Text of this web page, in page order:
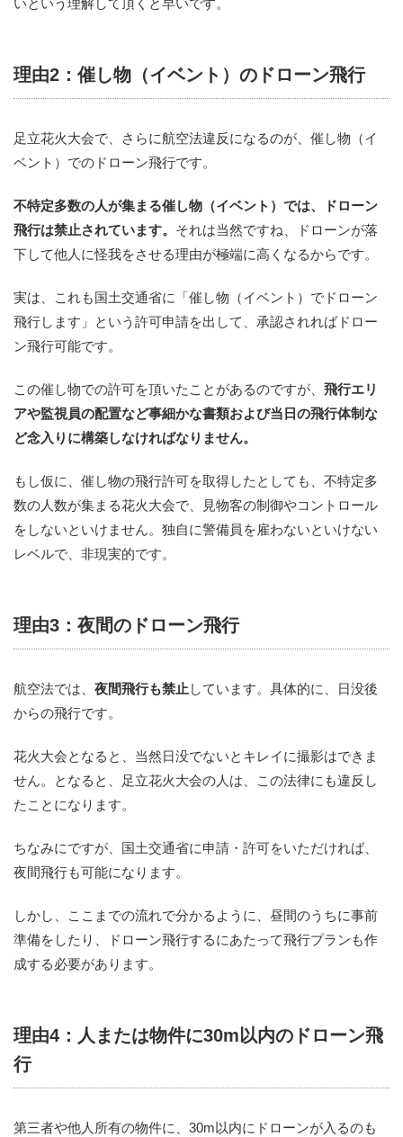
いという理解して頂くと早いです。
理由2：催し物（イベント）のドローン飛行
足立花火大会で、さらに航空法違反になるのが、催し物（イ
ベント）でのドローン飛行です。
不特定多数の人が集まる催し物（イベント）では、ドローン
飛行は禁止されています。 それは当然ですね、ドローンが落
下して他人に怪我をさせる理由が極端に高くなるからです。
実は、これも国土交通省に「催し物（イベント）でドローン
飛行します」という許可申請を出して、承認されればドロー
ン飛行可能です。
この催し物での許可を頂いたことがあるのですが、 飛行エリ
アや監視員の配置など事細かな書類および当日の飛行体制な
ど念入りに構築しなければなりません。
もし仮に、催し物の飛行許可を取得したとしても、不特定多
数の人数が集まる花火大会で、見物客の制御やコントロール
をしないといけません。独自に警備員を雇わないといけない
レベルで、非現実的です。
理由3：夜間のドローン飛行
航空法では、 夜間飛行も禁止 しています。具体的に、日没後
からの飛行です。
花火大会となると、当然日没でないとキレイに撮影はできま
せん。となると、足立花火大会の人は、この法律にも違反し
たことになります。
ちなみにですが、国土交通省に申請・許可をいただければ、
夜間飛行も可能になります。
しかし、ここまでの流れで分かるように、昼間のうちに事前
準備をしたり、ドローン飛行するにあたって飛行プランも作
成する必要があります。
理由4：人または物件に30m以内のドローン飛
行
第三者や他人所有の物件に、30m以内にドローンが入るのも